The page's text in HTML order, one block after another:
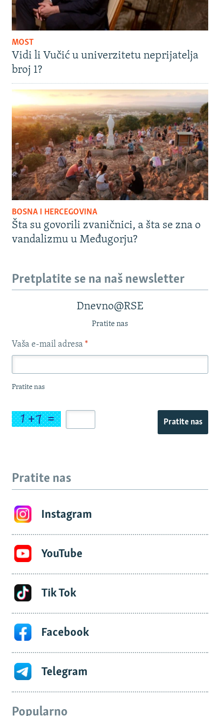
MOST
Vidi li Vučić u univerzitetu neprijatelja
broj 1?
BOSNA I HERCEGOVINA
Šta su govorili zvaničnici, a šta se zna o
vandalizmu u Međugorju?
Pretplatite se na naš newsletter
Dnevno@RSE
Pratite nas
Vaša e-mail adresa *
Pratite nas
Pratite nas
Pratite nas
Instagram
YouTube
Tik Tok
Facebook
Telegram
Popularno